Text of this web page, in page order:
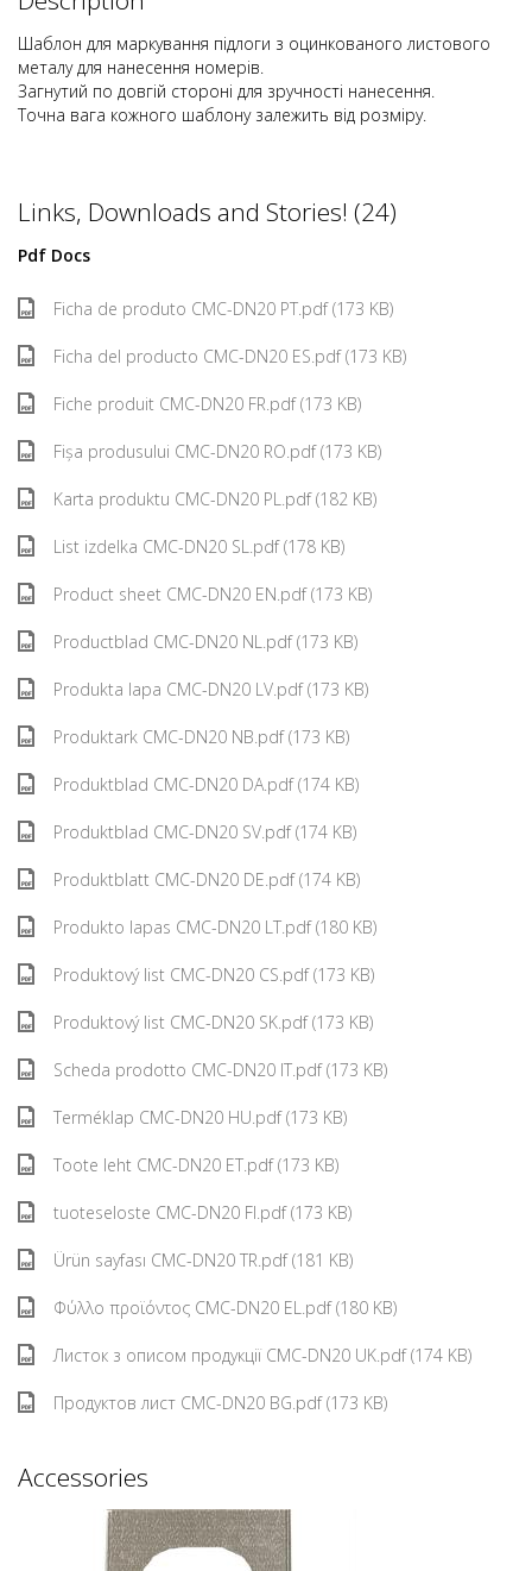
Шаблон для маркування підлоги з оцинкованого листового
металу для нанесення номерів.
Загнутий по довгій стороні для зручності нанесення.
Точна вага кожного шаблону залежить від розміру.
Links, Downloads and Stories! (24)
Pdf Docs
Ficha de produto CMC-DN20 PT.pdf (173 KB)
Ficha del producto CMC-DN20 ES.pdf (173 KB)
Fiche produit CMC-DN20 FR.pdf (173 KB)
Fișa produsului CMC-DN20 RO.pdf (173 KB)
Karta produktu CMC-DN20 PL.pdf (182 KB)
List izdelka CMC-DN20 SL.pdf (178 KB)
Product sheet CMC-DN20 EN.pdf (173 KB)
Productblad CMC-DN20 NL.pdf (173 KB)
Produkta lapa CMC-DN20 LV.pdf (173 KB)
Produktark CMC-DN20 NB.pdf (173 KB)
Produktblad CMC-DN20 DA.pdf (174 KB)
Produktblad CMC-DN20 SV.pdf (174 KB)
Produktblatt CMC-DN20 DE.pdf (174 KB)
Produkto lapas CMC-DN20 LT.pdf (180 KB)
Produktový list CMC-DN20 CS.pdf (173 KB)
Produktový list CMC-DN20 SK.pdf (173 KB)
Scheda prodotto CMC-DN20 IT.pdf (173 KB)
Terméklap CMC-DN20 HU.pdf (173 KB)
Toote leht CMC-DN20 ET.pdf (173 KB)
tuoteseloste CMC-DN20 FI.pdf (173 KB)
Ürün sayfası CMC-DN20 TR.pdf (181 KB)
Φύλλο προϊόντος CMC-DN20 EL.pdf (180 KB)
Листок з описом продукції CMC-DN20 UK.pdf (174 KB)
Продуктов лист CMC-DN20 BG.pdf (173 KB)
Accessories